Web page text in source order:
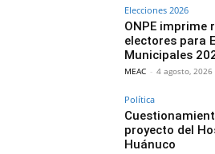
Elecciones 2026
ONPE imprime
electores para
Municipales
MEAC - 4 agosto, 2026
Política
proyecto del
Huánuco